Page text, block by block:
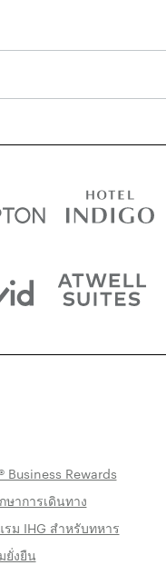
Business Rewards
ษาการเดินทาง
รม IHG สำหรับทหาร
ยั่งยืน